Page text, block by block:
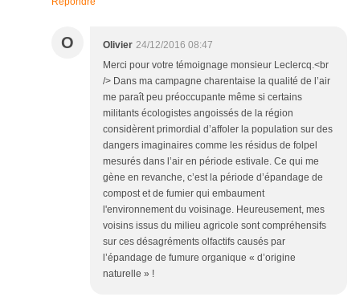
O Olivier 24/12/2016 08:47
Merci pour votre témoignage monsieur Leclercq.<br
/> Dans ma campagne charentaise la qualité de l’air
me paraît peu préoccupante même si certains
militants écologistes angoissés de la région
considèrent primordial d’affoler la population sur des
dangers imaginaires comme les résidus de folpel
mesurés dans l’air en période estivale. Ce qui me
gène en revanche, c’est la période d’épandage de
compost et de fumier qui embaument
l'environnement du voisinage. Heureusement, mes
voisins issus du milieu agricole sont compréhensifs
sur ces désagréments olfactifs causés par
l’épandage de fumure organique « d’origine
naturelle » !